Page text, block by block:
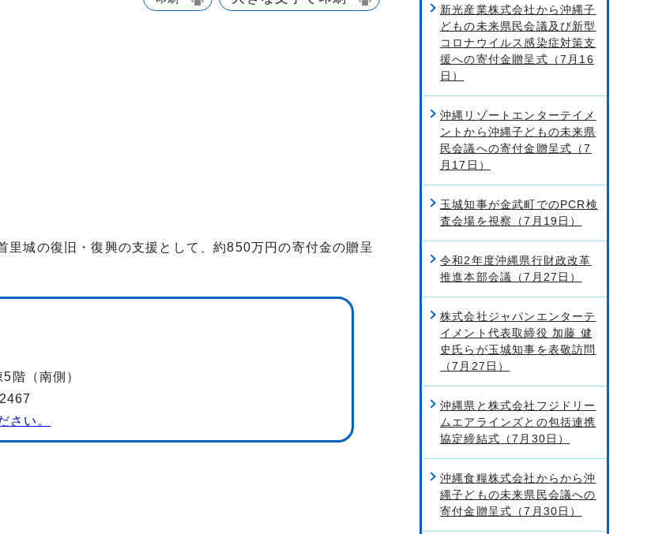
城の復旧・復興の支援として、約850万円の寄付金の贈呈
階（南側）
さい。
新光産業株式会社から沖縄子
どもの未来県民会議及び新型
コロナウイルス感染症対策支
援への寄付金贈呈式（7月16
日）
沖縄リゾートエンターテイメ
ントから沖縄子どもの未来県
民会議への寄付金贈呈式（7
月17日）
玉城知事が金武町でのPCR検
査会場を視察（7月19日）
令和2年度沖縄県行財政改革
推進本部会議（7月27日）
株式会社ジャパンエンターテ
イメント代表取締役 加藤 健
史氏らが玉城知事を表敬訪問
（7月27日）
沖縄県と株式会社フジドリー
ムエアラインズとの包括連携
協定締結式（7月30日）
沖縄食糧株式会社からから沖
縄子どもの未来県民会議への
寄付金贈呈式（7月30日）